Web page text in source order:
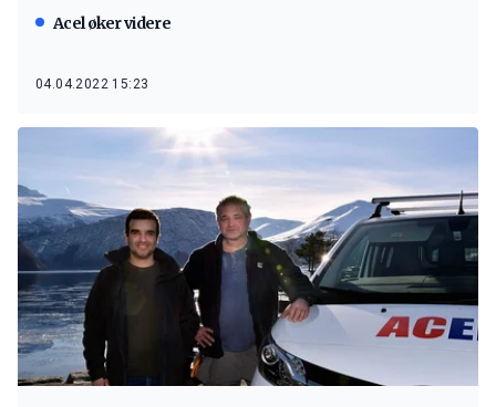
Acel øker videre
04.04.2022 15:23